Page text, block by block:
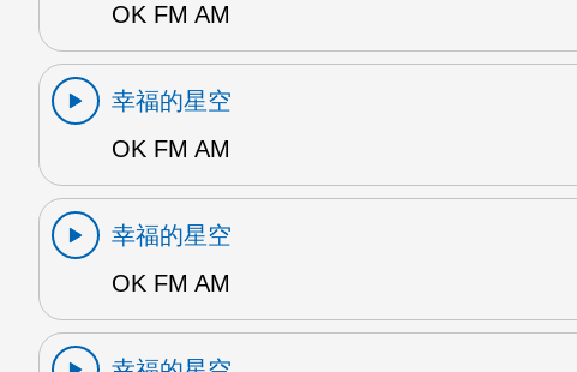
OK FM AM
幸福的星空
OK FM AM
幸福的星空
OK FM AM